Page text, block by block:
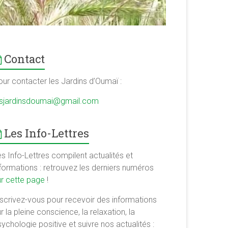
Contact
contacter les Jardins d’Oumaï :
Les Info-Lettres
Info-Lettres compilent actualités et
: retrouvez les derniers numéros
cette page !
vous pour recevoir des informations
la pleine conscience, la relaxation, la
positive et suivre nos actualités :